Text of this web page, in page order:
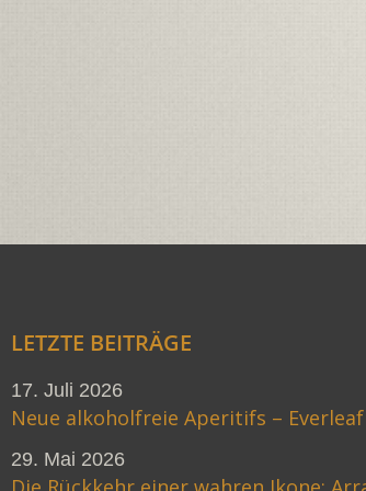
LETZTE BEITRÄGE
17. Juli 2026
Neue alkoholfreie Aperitifs – Everleaf
29. Mai 2026